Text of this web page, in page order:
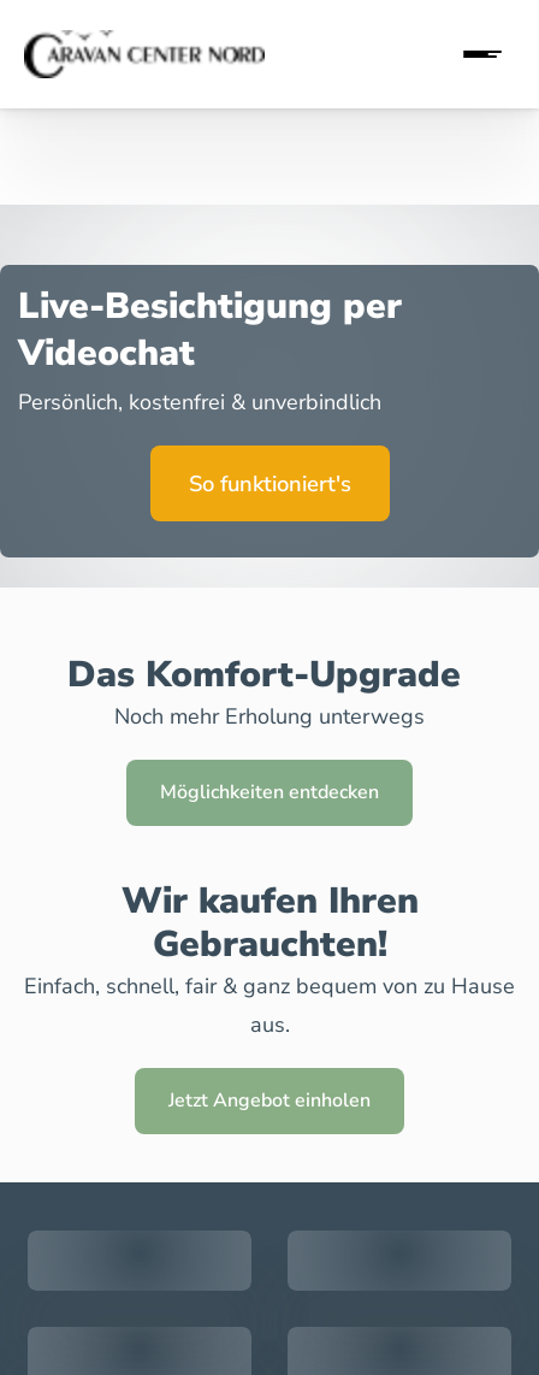
Live-Besichtigung per
Videochat
Persönlich, kostenfrei & unverbindlich
So funktioniert's
Das Komfort-Upgrade
Noch mehr Erholung unterwegs
Möglichkeiten entdecken
Wir kaufen Ihren
Gebrauchten!
Einfach, schnell, fair & ganz bequem von zu Hause
aus.
Jetzt Angebot einholen